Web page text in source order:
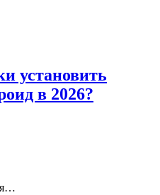
установить
в 2026?